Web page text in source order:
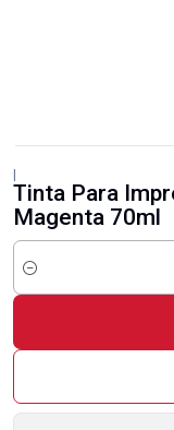
|
Tinta Para
Magenta 70ml
Cantidad